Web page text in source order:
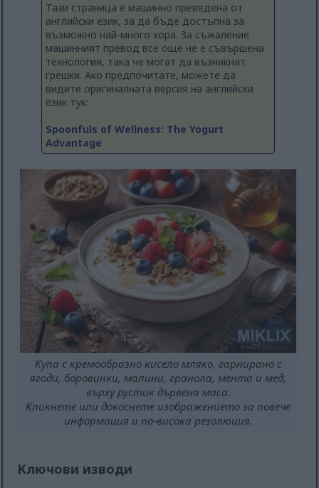
Тази страница е машинно преведена от
английски език, за да бъде достъпна за
възможно най-много хора. За съжаление
машинният превод все още не е съвършена
технология, така че могат да възникнат
грешки. Ако предпочитате, можете да
видите оригиналната версия на английски
език тук:
Spoonfuls of Wellness: The Yogurt
Advantage
Купа с кремообразно кисело мляко, гарнирано с
ягоди, боровинки, малини, гранола, мента и мед,
върху рустик дървена маса.
Кликнете или докоснете изображението за повече
информация и по-висока резолюция.
Ключови изводи